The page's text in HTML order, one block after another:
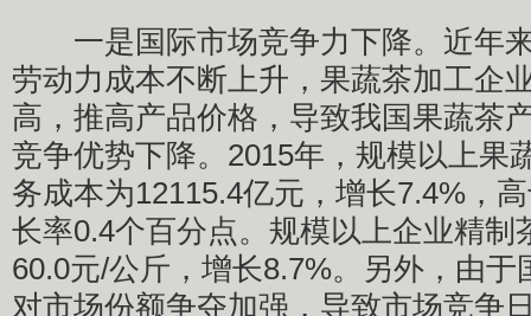
一是国际市场竞争力下降。近年
劳动力成本不断上升，果蔬茶加工企
高，推高产品价格，导致我国果蔬茶
竞争优势下降。2015年，规模以上果
务成本为12115.4亿元，增长7.4%，
长率0.4个百分点。规模以上企业精制
60.0元/公斤，增长8.7%。另外，由
对市场份额争夺加强，导致市场竞争